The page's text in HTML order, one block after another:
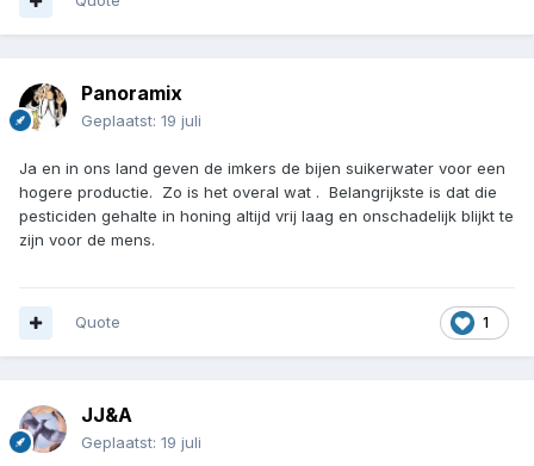
Panoramix
Geplaatst: 19 juli
Ja en in ons land geven de imkers de bijen suikerwater voor een
hogere productie. Zo is het overal wat . Belangrijkste is dat die
pesticiden gehalte in honing altijd vrij laag en onschadelijk blijkt te
zijn voor de mens.
1
Quote
JJ&A
Geplaatst: 19 juli